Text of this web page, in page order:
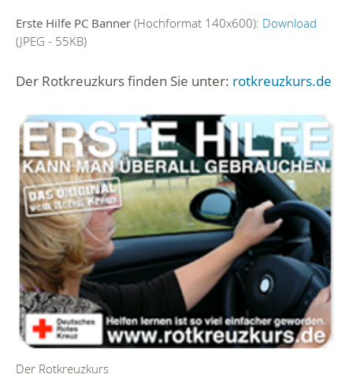
Erste Hilfe PC Banner (Hochformat 140x600): Download
(JPEG - 55KB)
Der Rotkreuzkurs finden Sie unter: rotkreuzkurs.de
Der Rotkreuzkurs